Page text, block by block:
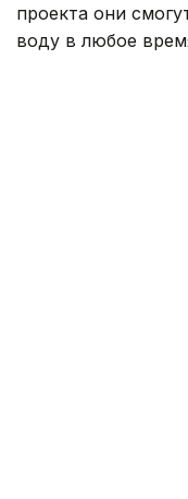
проекта они
воду в любое